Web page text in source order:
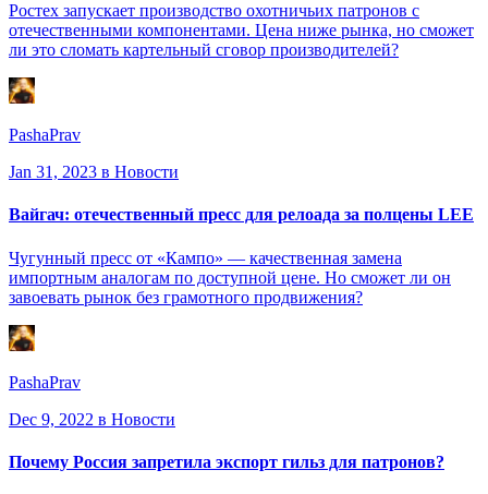
Ростех запускает производство охотничьих патронов с
отечественными компонентами. Цена ниже рынка, но сможет
ли это сломать картельный сговор производителей?
PashaPrav
Jan 31, 2023 в Новости
Вайгач: отечественный пресс для релоада за полцены LEE
Чугунный пресс от «Кампо» — качественная замена
импортным аналогам по доступной цене. Но сможет ли он
завоевать рынок без грамотного продвижения?
PashaPrav
Dec 9, 2022 в Новости
Почему Россия запретила экспорт гильз для патронов?